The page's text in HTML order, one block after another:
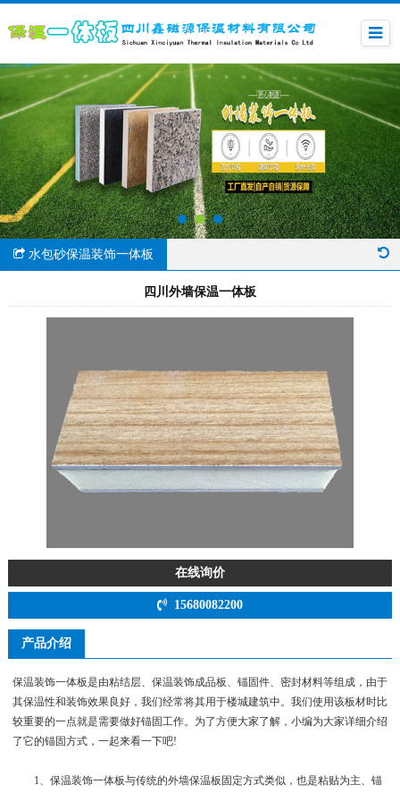
水包砂保温装饰一体板
四川外墙保温一体板
在线询价
15680082200
产品介绍
保温装饰一体板是由粘结层、保温装饰成品板、锚固件、密封材料等组成，由于
其保温性和装饰效果良好，我们经常将其用于楼城建筑中。我们使用该板材时比
较重要的一点就是需要做好锚固工作。为了方便大家了解，小编为大家详细介绍
了它的锚固方式，一起来看一下吧!
1、保温装饰一体板与传统的外墙保温板固定方式类似，也是粘贴为主、锚